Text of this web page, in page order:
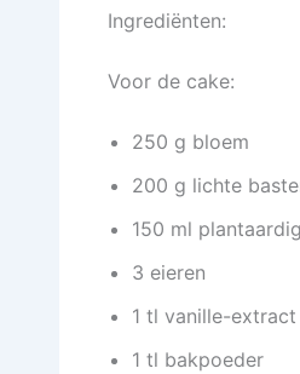
Ingrediënten:
Voor de cake:
250 g bloem
200 g lichte
150 ml
3 eieren
1 tl vanille-extract
1 tl bakpoeder